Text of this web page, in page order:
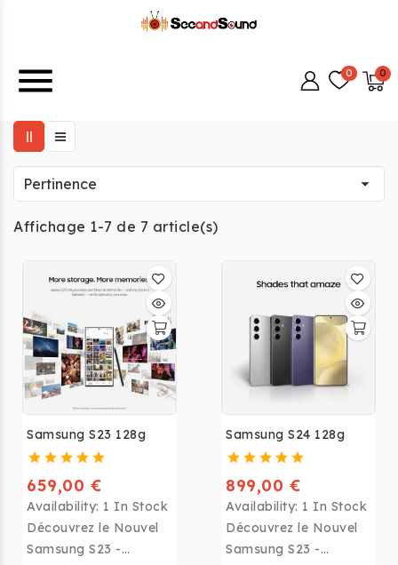
menu
Pertinence 
Affichage 1-7 de 7 article(s)
Samsung S23 128g
659,00 €
Availability: 1 In Stock
Découvrez le Nouvel
Samsung S23 -
Samsung S24 128g
899,00 €
Availability: 1 In Stock
Découvrez le Nouvel
Samsung S23 -